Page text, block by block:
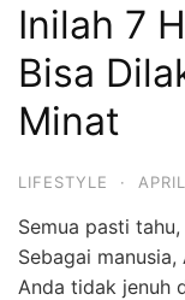
Inilah 7
Bisa
Minat
LIFESTYLE ·
Semua pasti
Sebagai
Anda tidak jenuh